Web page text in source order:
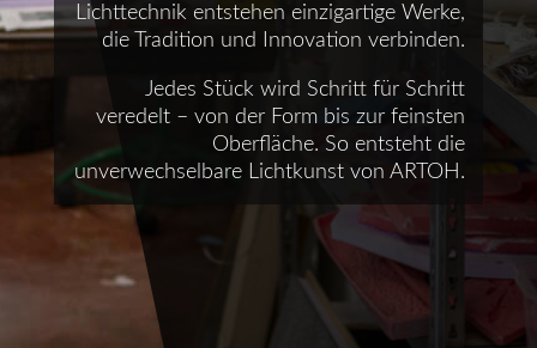
Lichttechnik entstehen einzigartige Werke,
die Tradition und Innovation verbinden.
Jedes Stück wird Schritt für Schritt
veredelt – von der Form bis zur feinsten
Oberfläche. So entsteht die
unverwechselbare Lichtkunst von ARTOH.